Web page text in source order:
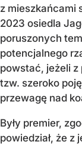
z mieszkańcami
2023 osiedla
poruszonych
potencjalnego
powstać, jeżeli
tzw. szeroko
przewagę nad
Były premier,
powiedział, że z